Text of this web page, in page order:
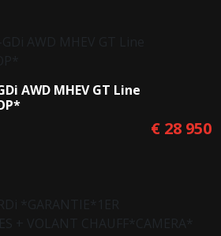
AWD MHEV GT Line
€ 28 950